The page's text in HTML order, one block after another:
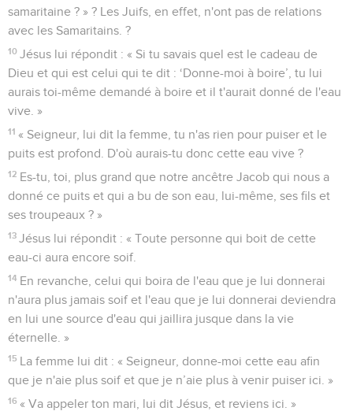
samaritaine ? » ? Les Juifs, en effet, n'ont pas de relations
avec les Samaritains. ?
10 Jésus lui répondit : « Si tu savais quel est le cadeau de
Dieu et qui est celui qui te dit : ‘Donne-moi à boire’, tu lui
aurais toi-même demandé à boire et il t'aurait donné de l'eau
vive. »
11 « Seigneur, lui dit la femme, tu n'as rien pour puiser et le
puits est profond. D'où aurais-tu donc cette eau vive ?
12 Es-tu, toi, plus grand que notre ancêtre Jacob qui nous a
donné ce puits et qui a bu de son eau, lui-même, ses fils et
ses troupeaux ? »
13 Jésus lui répondit : « Toute personne qui boit de cette
eau-ci aura encore soif.
14 En revanche, celui qui boira de l'eau que je lui donnerai
n'aura plus jamais soif et l'eau que je lui donnerai deviendra
en lui une source d'eau qui jaillira jusque dans la vie
éternelle. »
15 La femme lui dit : « Seigneur, donne-moi cette eau afin
que je n'aie plus soif et que je n’aie plus à venir puiser ici. »
16 « Va appeler ton mari, lui dit Jésus, et reviens ici. »